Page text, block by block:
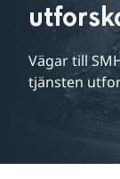
Vägar till
tjänsten